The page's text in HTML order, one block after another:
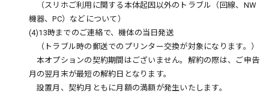
（スリホご利用に関する本体起因以外のトラブル（回線、NW
機器、PC）などについて）
(4)13時までのご連絡で、機体の当日発送
（トラブル時の郵送でのプリンター交換が対象になります。）
本オプションの契約期間はございません。解約の際は、ご申告
月の翌月末が最短の解約日となります。
設置月、契約月ともに月額の満額が発生いたします。